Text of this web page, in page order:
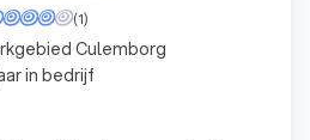
(1)
Culemborg
in bedrijf